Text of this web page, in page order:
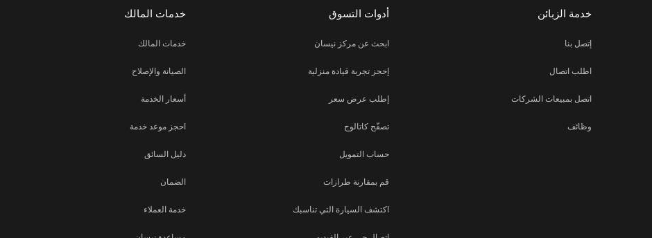
خدمة الزبائن
إتصل بنا
اطلب اتصال
اتصل بمبيعات الشركات
وظائف
أدوات التسوق
ابحث عن مركز نيسان
إحجز تجربة قيادة منزلية
إطلب عرض سعر
تصفّح كاتالوج
حساب التمويل
قم بمقارنة طرازات
اكتشف السيارة التي تناسبك
خدمات المالك
خدمات المالك
الصيانة والإصلاح
أسعار الخدمة
احجز موعد خدمة
دليل السائق
الضمان
خدمة العملاء